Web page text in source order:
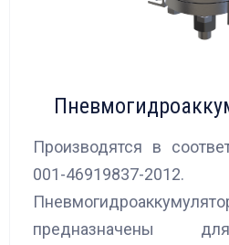
Производятся в
001-46919837-2012.
предназначены